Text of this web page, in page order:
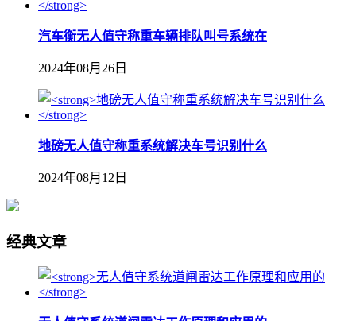
汽车衡无人值守称重车辆排队叫号系统在
2024年08月26日
地磅无人值守称重系统解决车号识别什么
2024年08月12日
经典文章